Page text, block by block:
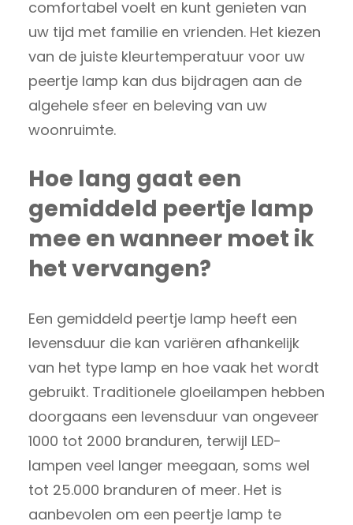
comfortabel voelt en kunt genieten van
uw tijd met familie en vrienden. Het kiezen
van de juiste kleurtemperatuur voor uw
peertje lamp kan dus bijdragen aan de
algehele sfeer en beleving van uw
woonruimte.
Hoe lang gaat een
gemiddeld peertje lamp
mee en wanneer moet ik
het vervangen?
Een gemiddeld peertje lamp heeft een
levensduur die kan variëren afhankelijk
van het type lamp en hoe vaak het wordt
gebruikt. Traditionele gloeilampen hebben
doorgaans een levensduur van ongeveer
1000 tot 2000 branduren, terwijl LED-
lampen veel langer meegaan, soms wel
tot 25.000 branduren of meer. Het is
aanbevolen om een peertje lamp te